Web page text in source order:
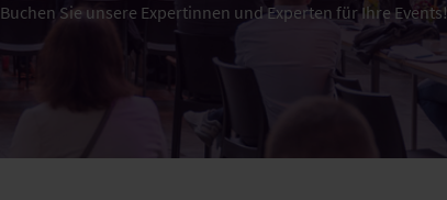
Buchen Sie unsere Expertinnen und Experten für Ihre Events!